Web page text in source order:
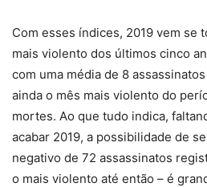
Com esses índices, 2019 vem se
mais violento dos últimos cinco
com uma média de 8
ainda o mês mais violento do
mortes. Ao que tudo indica,
acabar 2019, a possibilidade de
negativo de 72 assassinatos
o mais violento até então – é